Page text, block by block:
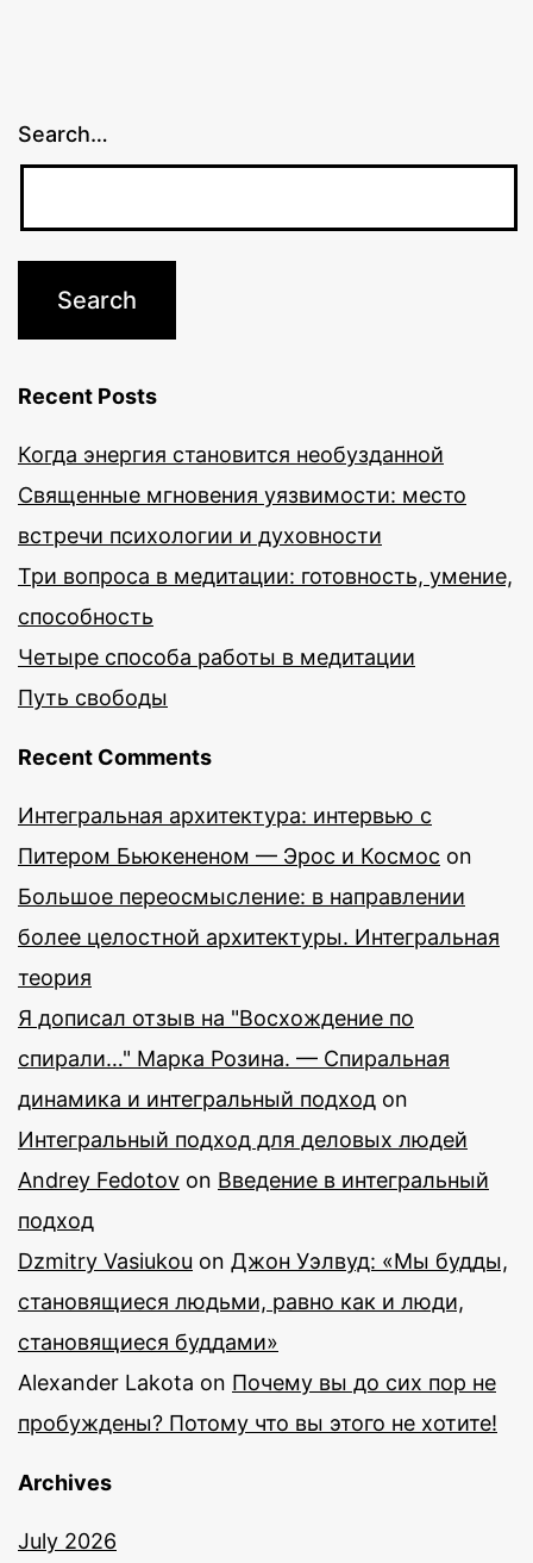
Search…
Recent Posts
Когда энергия становится необузданной
Священные мгновения уязвимости: место
встречи психологии и духовности
Три вопроса в медитации: готовность, умение,
способность
Четыре способа работы в медитации
Путь свободы
Recent Comments
Интегральная архитектура: интервью с
Питером Бьюкененом — Эрос и Космос on
Большое переосмысление: в направлении
более целостной архитектуры. Интегральная
теория
Я дописал отзыв на "Восхождение по
спирали…" Марка Розина. — Спиральная
динамика и интегральный подход on
Интегральный подход для деловых людей
Andrey Fedotov on Введение в интегральный
подход
Dzmitry Vasiukou on Джон Уэлвуд: «Мы будды,
становящиеся людьми, равно как и люди,
становящиеся буддами»
Alexander Lakota on Почему вы до сих пор не
пробуждены? Потому что вы этого не хотите!
Archives
July 2026